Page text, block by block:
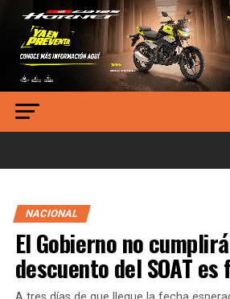
NACIONAL
El Gobierno no
descuento del SOAT es